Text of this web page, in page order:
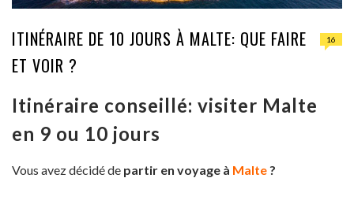
ITINÉRAIRE DE 10 JOURS À MALTE: QUE FAIRE
ET VOIR ?
16
Itinéraire conseillé: visiter Malte
en 9 ou 10 jours
Vous avez décidé de partir en voyage à Malte ?